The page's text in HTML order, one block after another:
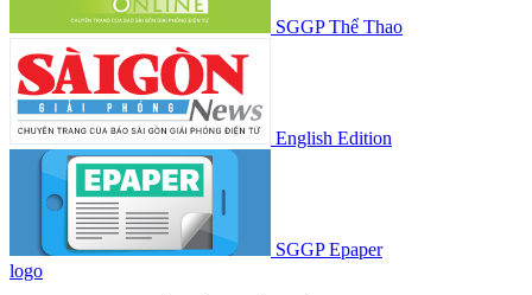
SGGP Thể Thao
English Edition
SGGP Epaper
logo